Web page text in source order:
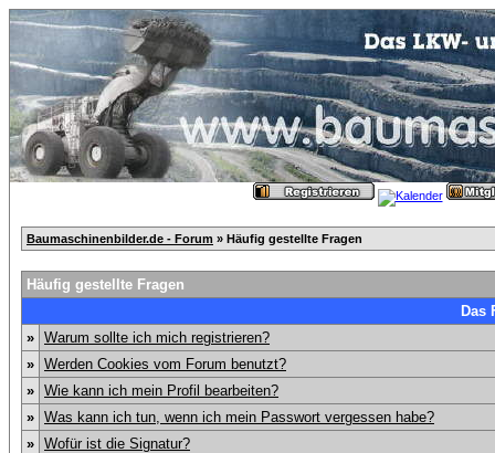
Baumaschinenbilder.de - Forum » Häufig gestellte Fragen
Häufig gestellte Fragen
Das
» Warum sollte ich mich registrieren?
» Werden Cookies vom Forum benutzt?
» Wie kann ich mein Profil bearbeiten?
» Was kann ich tun, wenn ich mein Passwort vergessen habe?
» Wofür ist die Signatur?